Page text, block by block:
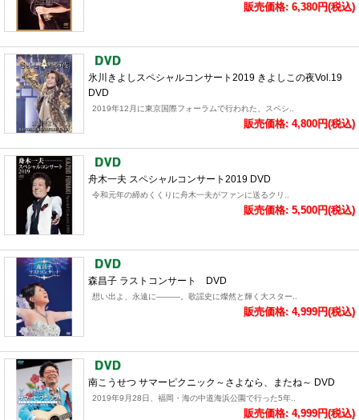
販売価格: 6,380円(税込)
氷川きよしスペシャルコンサート2019 きよしこの夜Vol.19
DVD
2019年12月に東京国際フォーラムで行われた、スペシ..
販売価格: 4,800円(税込)
舟木一夫 スペシャルコンサート2019 DVD
令和元年の締めくくりに舟木一夫がファンに送るクリ..
販売価格: 5,500円(税込)
森昌子 ラストコンサート DVD
想い出よ、永遠に―――。歌謡史に燦然と輝く大スター..
販売価格: 4,999円(税込)
南こうせつ サマーピクニック～さよなら、またね～ DVD
2019年9月28日、福岡・海の中道海浜公園で行った5年..
販売価格: 4,999円(税込)